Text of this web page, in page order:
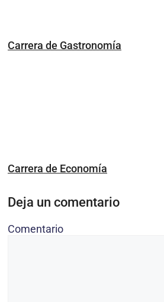
Carrera de Gastronomía
Carrera de Economía
Deja un comentario
Comentario